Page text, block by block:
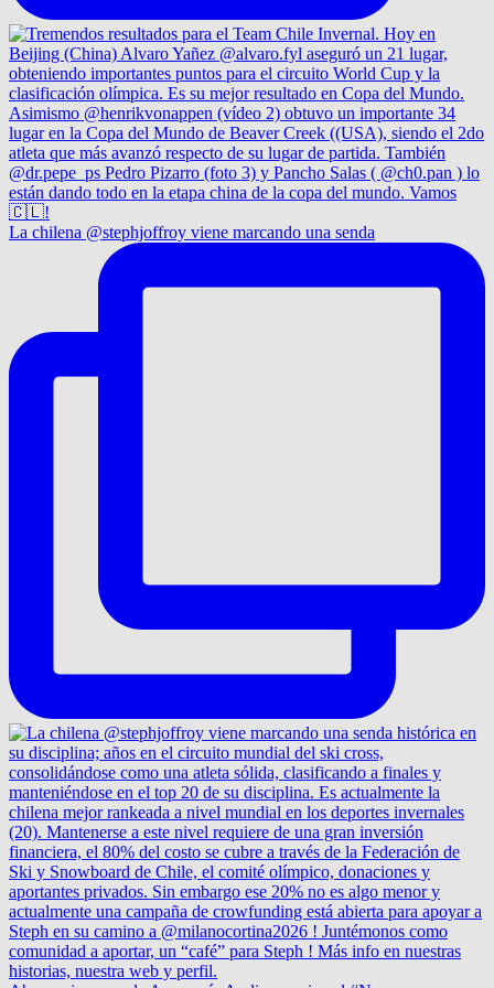
La chilena @stephjoffroy viene marcando una senda